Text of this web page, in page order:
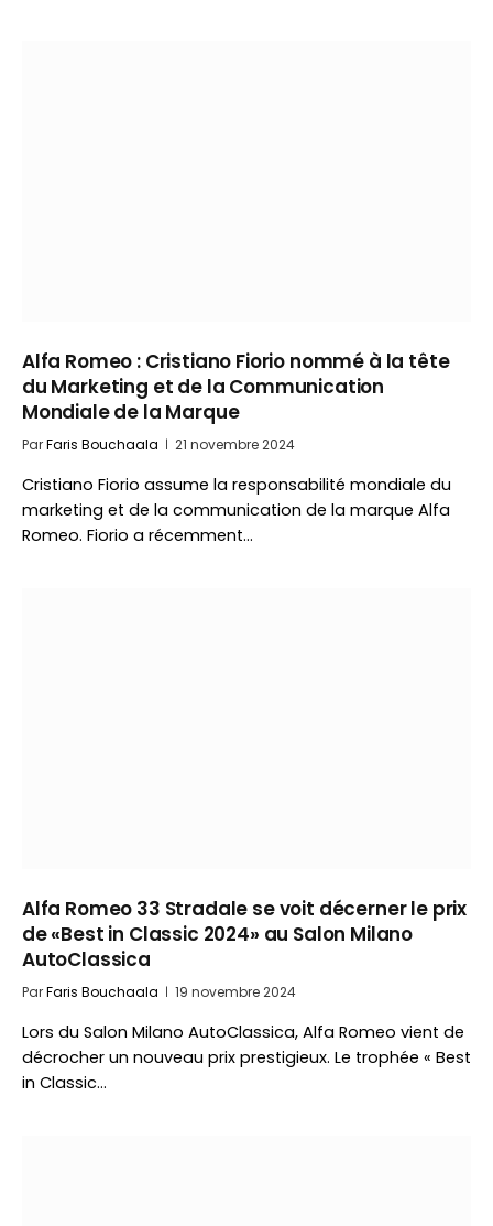
Alfa Romeo : Cristiano Fiorio nommé à la tête
du Marketing et de la Communication
Mondiale de la Marque
ParFaris Bouchaala 21 novembre 2024
Cristiano Fiorio assume la responsabilité mondiale du
marketing et de la communication de la marque Alfa
Romeo. Fiorio a récemment…
Alfa Romeo 33 Stradale se voit décerner le prix
de «Best in Classic 2024» au Salon Milano
AutoClassica
ParFaris Bouchaala 19 novembre 2024
Lors du Salon Milano AutoClassica, Alfa Romeo vient de
décrocher un nouveau prix prestigieux. Le trophée « Best
in Classic…